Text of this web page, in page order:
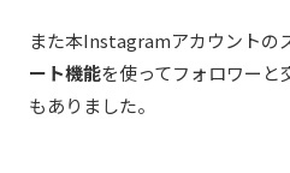
また本Instagramアカウントの
ート機能を使ってフォロワーと
もありました。